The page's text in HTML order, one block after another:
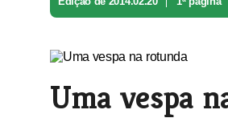
Uma vespa